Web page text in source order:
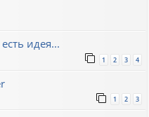
идея...
1 2 3 4
1 2 3